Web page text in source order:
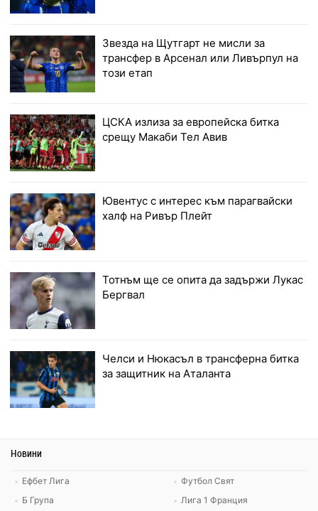
Звезда на Щутгарт не мисли за
трансфер в Арсенал или Ливърпул на
този етап
ЦСКА излиза за европейска битка
срещу Макаби Тел Авив
Ювентус с интерес към парагвайски
халф на Ривър Плейт
Тотнъм ще се опита да задържи Лукас
Бергвал
Челси и Нюкасъл в трансферна битка
за защитник на Аталанта
Новини
Ефбет Лига
Б Група
Футбол Свят
Лига 1 Франция